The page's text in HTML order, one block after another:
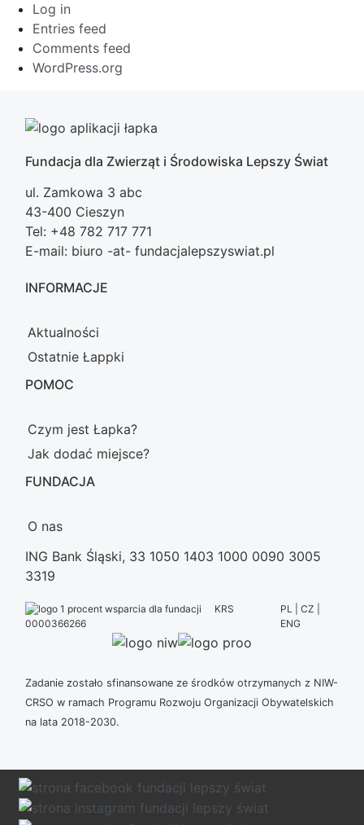
Log in
Entries feed
Comments feed
WordPress.org
Fundacja dla Zwierząt i Środowiska Lepszy Świat
ul. Zamkowa 3 abc
43-400 Cieszyn
Tel: +48 782 717 771
E-mail: biuro -at- fundacjalepszyswiat.pl
INFORMACJE
Aktualności
Ostatnie Łappki
POMOC
Czym jest Łapka?
Jak dodać miejsce?
FUNDACJA
O nas
ING Bank Śląski, 33 1050 1403 1000 0090 3005
3319
KRS
0000366266
PL | CZ |
ENG
Zadanie zostało sfinansowane ze środków otrzymanych z NIW-
CRSO w ramach Programu Rozwoju Organizacji Obywatelskich
na lata 2018-2030.